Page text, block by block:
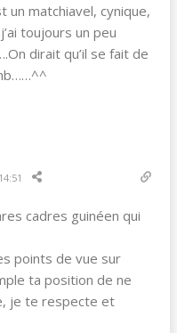
un matchiavel, cynique,
toujours un peu
dirait qu’il se fait de
cadres guinéen qui
points de vue sur
ta position de ne
je te respecte et